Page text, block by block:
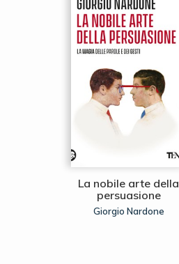
La nobile arte della
persuasione
Giorgio Nardone